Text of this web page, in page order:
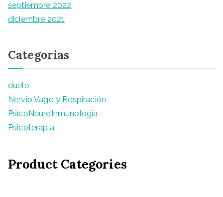
septiembre 2022
diciembre 2021
Categorias
duelo
Nervio Vago y Respiración
PsicoNeuroInmunologia
Psicoterapia
Product Categories